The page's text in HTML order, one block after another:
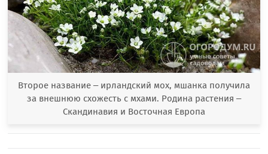
Второе название – ирландский мох, мшанка получила
за внешнюю схожесть с мхами. Родина растения –
Скандинавия и Восточная Европа